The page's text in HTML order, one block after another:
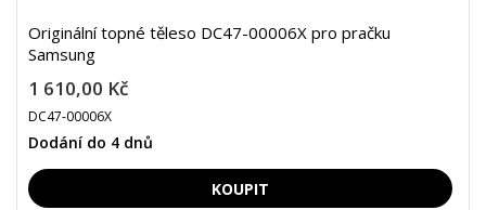
Originální topné těleso DC47-00006X pro pračku
Samsung
1 610,00 Kč
DC47-00006X
Dodání do 4 dnů